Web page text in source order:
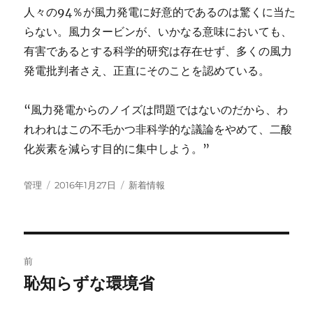
人々の94％が風力発電に好意的であるのは驚くに当た
らない。風力タービンが、いかなる意味においても、
有害であるとする科学的研究は存在せず、多くの風力
発電批判者さえ、正直にそのことを認めている。
“風力発電からのノイズは問題ではないのだから、わ
れわれはこの不毛かつ非科学的な議論をやめて、二酸
化炭素を減らす目的に集中しよう。”
投
管理
投
2016年1月27日
カ
新着情報
稿
前
前
恥知らずな環境省